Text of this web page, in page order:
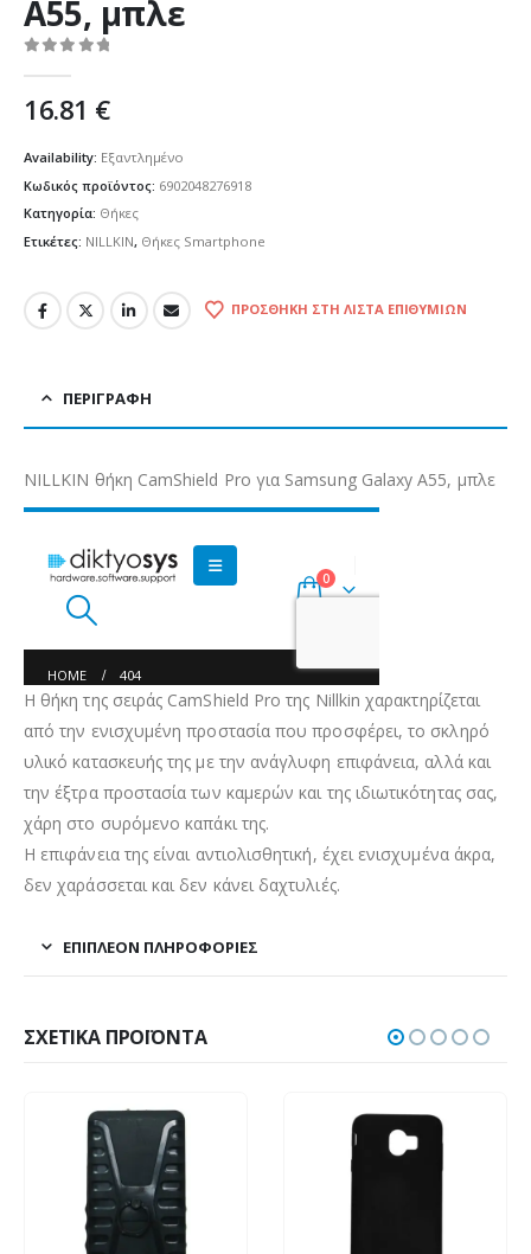
A55, μπλε
16.81 €
Availability: Εξαντλημένο
Κωδικός προϊόντος: 6902048276918
Κατηγορία: Θήκες
Ετικέτες: NILLKIN, Θήκες Smartphone
ΠΡΟΣΘΉΚΗ ΣΤΗ ΛΊΣΤΑ ΕΠΙΘΥΜΙΏΝ
ΠΕΡΙΓΡΑΦΉ
NILLKIN θήκη CamShield Pro για Samsung Galaxy A55, μπλε
Η θήκη της σειράς CamShield Pro της Nillkin χαρακτηρίζεται
από την ενισχυμένη προστασία που προσφέρει, το σκληρό
υλικό κατασκευής της με την ανάγλυφη επιφάνεια, αλλά και
την έξτρα προστασία των καμερών και της ιδιωτικότητας σας,
χάρη στο συρόμενο καπάκι της.
Η επιφάνεια της είναι αντιολισθητική, έχει ενισχυμένα άκρα,
δεν χαράσσεται και δεν κάνει δαχτυλιές.
ΕΠΙΠΛΈΟΝ ΠΛΗΡΟΦΟΡΊΕΣ
ΣΧΕΤΙΚΆ ΠΡΟΪΌΝΤΑ